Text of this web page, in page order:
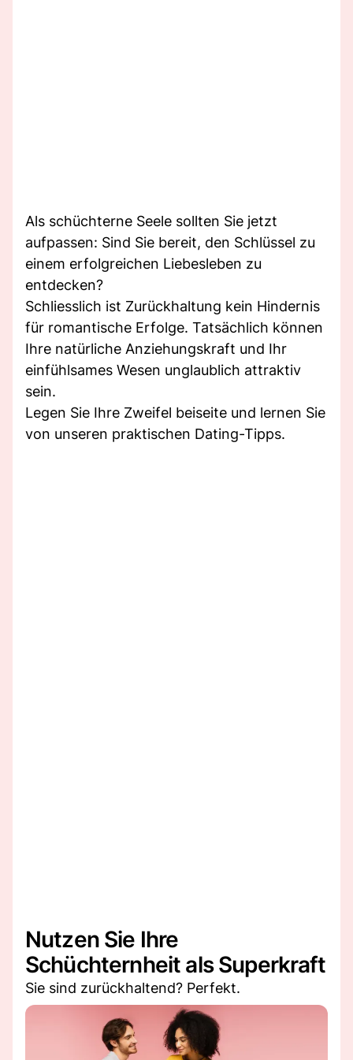
Als schüchterne Seele sollten Sie jetzt
aufpassen: Sind Sie bereit, den Schlüssel zu
einem erfolgreichen Liebesleben zu
entdecken?
Schliesslich ist Zurückhaltung kein Hindernis
für romantische Erfolge. Tatsächlich können
Ihre natürliche Anziehungskraft und Ihr
einfühlsames Wesen unglaublich attraktiv
sein.
Legen Sie Ihre Zweifel beiseite und lernen Sie
von unseren praktischen Dating-Tipps.
Nutzen Sie Ihre
Schüchternheit als Superkraft
Sie sind zurückhaltend? Perfekt.